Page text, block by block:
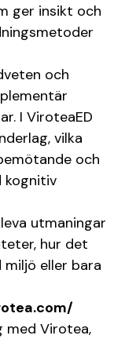
ger insikt och
och
I ViroteaED
vilka
och
kognitiv
utmaningar
hur det
miljö eller bara
med Virotea,